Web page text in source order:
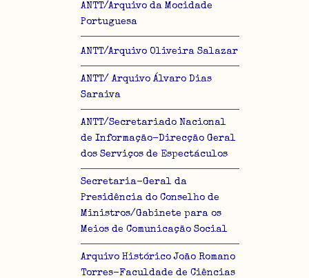
ANTT/Arquivo da Mocidade
Portuguesa
ANTT/Arquivo Oliveira Salazar
ANTT/ Arquivo Álvaro Dias
Saraiva
ANTT/Secretariado Nacional
de Informação-Direcção Geral
dos Serviços de Espectáculos
Secretaria-Geral da
Presidência do Conselho de
Ministros/Gabinete para os
Meios de Comunicação Social
Arquivo Histórico João Romano
Torres-Faculdade de Ciências